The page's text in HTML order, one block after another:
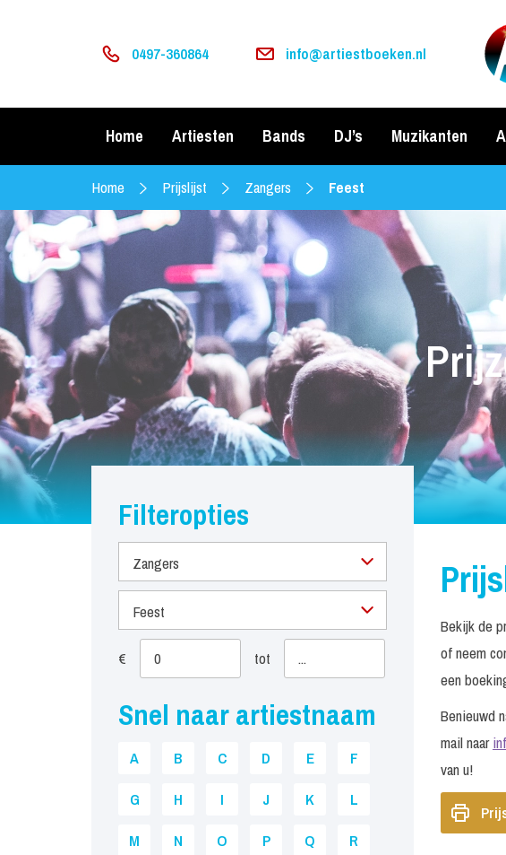
0497-360864 info@artiestboeken.nl
Home Artiesten Bands DJ’s Muzikanten
Home Prijslijst Zangers Feest
Filteropties
Zangers
Feest
€ tot
Snel naar artiestnaam
A B C D E
F
G
H I J K
L
M
N O P Q
R
Bekijk de
of neem
een
Benieuwd
mail naar
van u!